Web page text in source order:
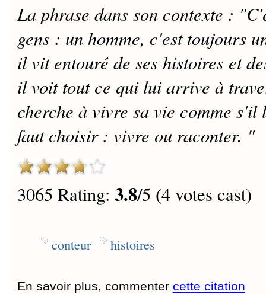
La phrase dans son contexte :
gens : un homme, c'est toujours
il vit entouré de ses histoires et
il voit tout ce qui lui arrive à
cherche à vivre sa vie comme
faut choisir : vivre ou raconter. "
3065 Rating: 3.8/5 (4 votes cast)
conteur histoires
En savoir plus, commenter cette citation